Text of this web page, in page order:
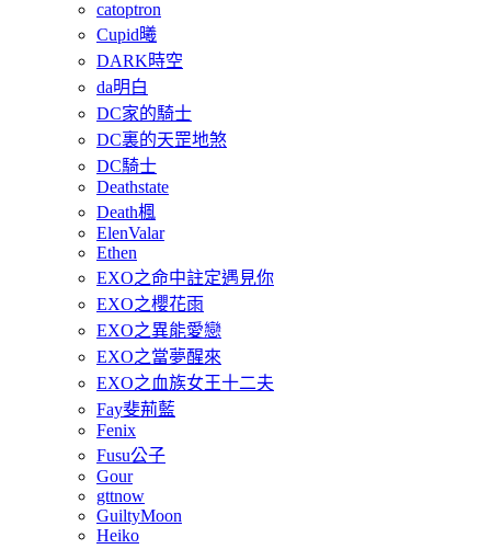
catoptron
Cupid曦
DARK時空
da明白
DC家的騎士
DC裏的天罡地煞
DC騎士
Deathstate
Death楓
ElenValar
Ethen
EXO之命中註定遇見你
EXO之櫻花雨
EXO之異能愛戀
EXO之當夢醒來
EXO之血族女王十二夫
Fay斐荊藍
Fenix
Fusu公子
Gour
gttnow
GuiltyMoon
Heiko